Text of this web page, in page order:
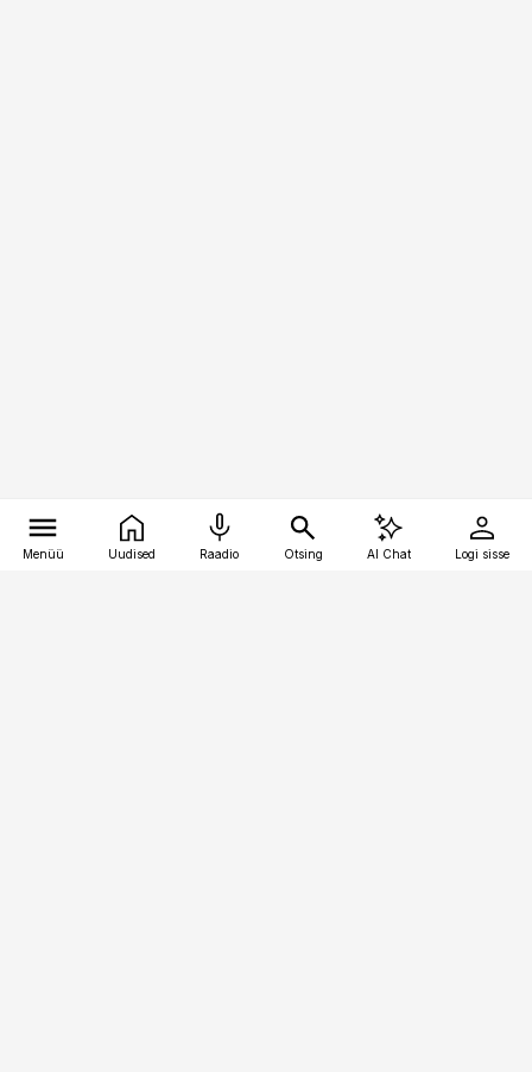
Menüü Uudised Raadio Otsing AI Chat Logi sisse